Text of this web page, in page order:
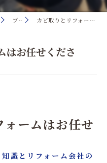
ブログ カビ取りとリフォームはお任せください。
はお任せくださ
ームはお任せ
識とリフォーム会社の